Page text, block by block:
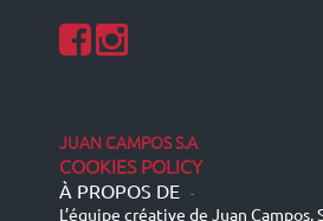
JUAN CAMPOS S.A
COOKIES POLICY
À PROPOS DE -
L’équipe créative de Juan Campos,